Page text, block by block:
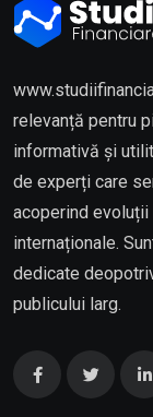
relevanță pentru
informativă și
de experți care
acoperind
internaționale.
dedicate
publicului larg.